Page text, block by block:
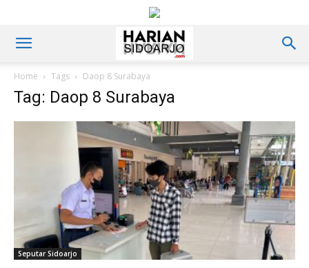
Home Tags Daop 8 Surabaya
Tag: Daop 8 Surabaya
Seputar Sidoarjo